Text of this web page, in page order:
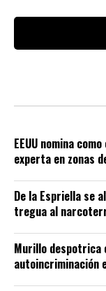
EEUU nomina
experta en zonas
De la Espriella se
tregua al
Murillo despotrica
autoincriminación